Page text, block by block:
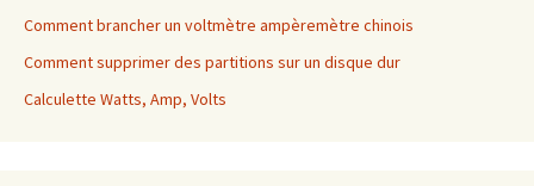
Comment brancher un voltmètre ampèremètre chinois
Comment supprimer des partitions sur un disque dur
Calculette Watts, Amp, Volts